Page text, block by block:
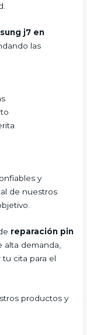
j7 en
las
y
de nuestros
reparación pin
alta demanda,
cita para el
productos y